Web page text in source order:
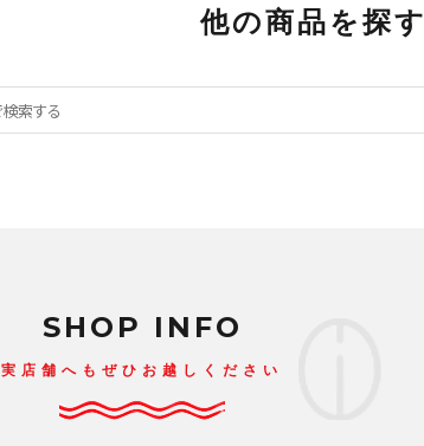
他の商品を探す
SHOP INFO
実店舗へもぜひお越しください